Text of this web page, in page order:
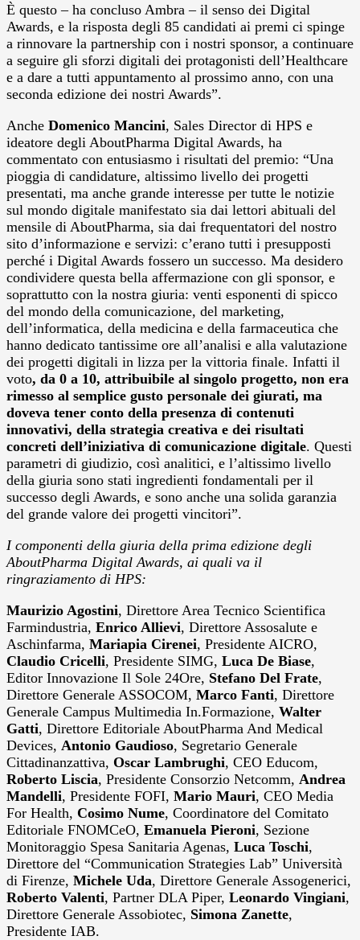
È questo – ha concluso Ambra – il senso dei Digital
Awards, e la risposta degli 85 candidati ai premi ci spinge
a rinnovare la partnership con i nostri sponsor, a continuare
a seguire gli sforzi digitali dei protagonisti dell’Healthcare
e a dare a tutti appuntamento al prossimo anno, con una
seconda edizione dei nostri Awards”.
Anche Domenico Mancini, Sales Director di HPS e
ideatore degli AboutPharma Digital Awards, ha
commentato con entusiasmo i risultati del premio: “Una
pioggia di candidature, altissimo livello dei progetti
presentati, ma anche grande interesse per tutte le notizie
sul mondo digitale manifestato sia dai lettori abituali del
mensile di AboutPharma, sia dai frequentatori del nostro
sito d’informazione e servizi: c’erano tutti i presupposti
perché i Digital Awards fossero un successo. Ma desidero
condividere questa bella affermazione con gli sponsor, e
soprattutto con la nostra giuria: venti esponenti di spicco
del mondo della comunicazione, del marketing,
dell’informatica, della medicina e della farmaceutica che
hanno dedicato tantissime ore all’analisi e alla valutazione
dei progetti digitali in lizza per la vittoria finale. Infatti il
voto, da 0 a 10, attribuibile al singolo progetto, non era
rimesso al semplice gusto personale dei giurati, ma
doveva tener conto della presenza di contenuti
innovativi, della strategia creativa e dei risultati
concreti dell’iniziativa di comunicazione digitale. Questi
parametri di giudizio, così analitici, e l’altissimo livello
della giuria sono stati ingredienti fondamentali per il
successo degli Awards, e sono anche una solida garanzia
del grande valore dei progetti vincitori”.
I componenti della giuria della prima edizione degli
AboutPharma Digital Awards, ai quali va il
ringraziamento di HPS:
Maurizio Agostini, Direttore Area Tecnico Scientifica
Farmindustria, Enrico Allievi, Direttore Assosalute e
Aschinfarma, Mariapia Cirenei, Presidente AICRO,
Claudio Cricelli, Presidente SIMG, Luca De Biase,
Editor Innovazione Il Sole 24Ore, Stefano Del Frate,
Direttore Generale ASSOCOM, Marco Fanti, Direttore
Generale Campus Multimedia In.Formazione, Walter
Gatti, Direttore Editoriale AboutPharma And Medical
Devices, Antonio Gaudioso, Segretario Generale
Cittadinanzattiva, Oscar Lambrughi, CEO Educom,
Roberto Liscia, Presidente Consorzio Netcomm, Andrea
Mandelli, Presidente FOFI, Mario Mauri, CEO Media
For Health, Cosimo Nume, Coordinatore del Comitato
Editoriale FNOMCeO, Emanuela Pieroni, Sezione
Monitoraggio Spesa Sanitaria Agenas, Luca Toschi,
Direttore del “Communication Strategies Lab” Università
di Firenze, Michele Uda, Direttore Generale Assogenerici,
Roberto Valenti, Partner DLA Piper, Leonardo Vingiani,
Direttore Generale Assobiotec, Simona Zanette,
Presidente IAB.